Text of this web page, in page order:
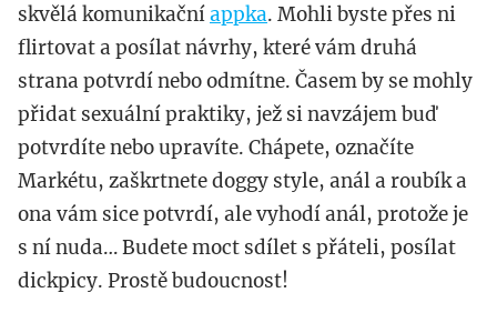
skvělá komunikačníappka. Mohli byste přes ni
flirtovat a posílat návrhy, které vám druhá
strana potvrdí nebo odmítne. Časem by se mohly
přidat sexuální praktiky, jež si navzájem buď
potvrdíte nebo upravíte. Chápete, označíte
Markétu, zaškrtnete doggy style, anál a roubík a
ona vám sice potvrdí, ale vyhodí anál, protože je
s ní nuda… Budete moct sdílet s přáteli, posílat
dickpicy. Prostě budoucnost!